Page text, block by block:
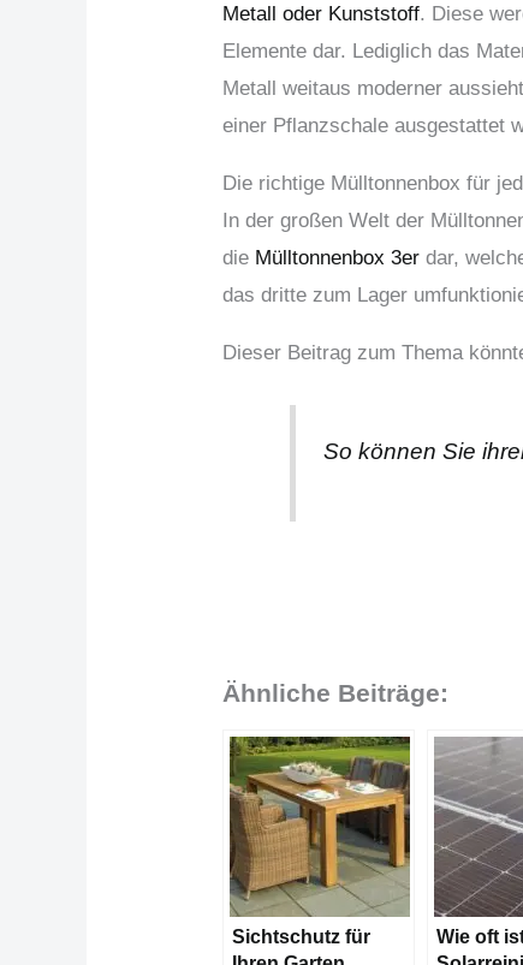
Metall oder Kunststoff. Diese
Elemente dar. Lediglich das
Metall weitaus moderner
einer Pflanzschale ausgestattet
Die richtige Mülltonnenbox für
In der großen Welt der
die Mülltonnenbox 3er dar,
das dritte zum Lager
Dieser Beitrag zum Thema
So können Sie
Ähnliche Beiträge:
Sichtschutz für
Wie oft